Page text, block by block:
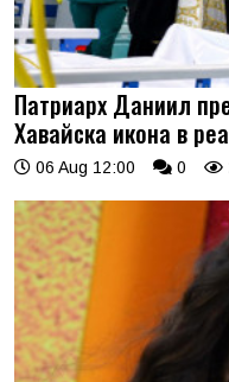
Патриарх Даниил
Хавайска икона в
06 Aug 12:00 0